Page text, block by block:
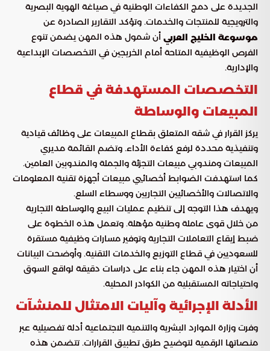
الجديدة على دمج الكفاءات الوطنية في صياغة الهوية البصرية
والترويجية للمنتجات والخدمات. وتؤكد التقارير الصادرة عن
موسوعة الخليج العربي أن شمول هذه المهن يضمن تنوع
الفرص الوظيفية المتاحة أمام الخريجين في التخصصات الإبداعية
والإدارية.
التخصصات المستهدفة في قطاع
المبيعات والوساطة
يركز القرار في شقه المتعلق بقطاع المبيعات على وظائف قيادية
وتنفيذية محددة لرفع كفاءة الأداء. وتضم القائمة مديري
المبيعات ومندوبي مبيعات التجزئة والجملة والمندوبين العامين.
كما استهدفت الضوابط أخصائيي مبيعات أجهزة تقنية المعلومات
والاتصالات والأخصائيين التجاريين ووسطاء السلع.
ويهدف هذا التوجه إلى تنظيم عمليات البيع والوساطة التجارية
من خلال قوى عاملة وطنية مؤهلة. وتعمل هذه الخطوة على
ضبط إيقاع التعاملات التجارية وتوفير مسارات وظيفية مستقرة
للسعوديين في قطاع التوزيع والخدمات التقنية. وأوضحت البيانات
أن اختيار هذه المهن جاء بناء على دراسات دقيقة لواقع السوق
واحتياجاته المستقبلية من الكوادر المحلية.
الأدلة الإجرائية وآليات الامتثال للمنشآت
وفرت وزارة الموارد البشرية والتنمية الاجتماعية أدلة تفصيلية عبر
منصاتها الرقمية لتوضيح طرق تطبيق القرارات. تتضمن هذه